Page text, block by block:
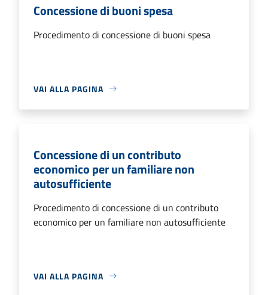
Concessione di buoni spesa
Procedimento di concessione di buoni spesa
VAI ALLA PAGINA
Concessione di un contributo
economico per un familiare non
autosufficiente
Procedimento di concessione di un contributo
economico per un familiare non autosufficiente
VAI ALLA PAGINA